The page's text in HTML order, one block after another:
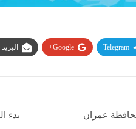
Telegram
Google+
عمران
بدء